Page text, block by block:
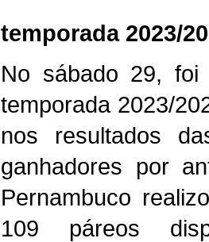
temporada 2023/
No sábado 29, foi
temporada 2023/
nos resultados
ganhadores por
Pernambuco
109 páreos